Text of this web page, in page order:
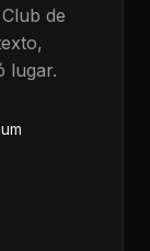
de
lugar.